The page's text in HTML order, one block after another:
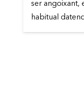
ser angoixant,
habitual